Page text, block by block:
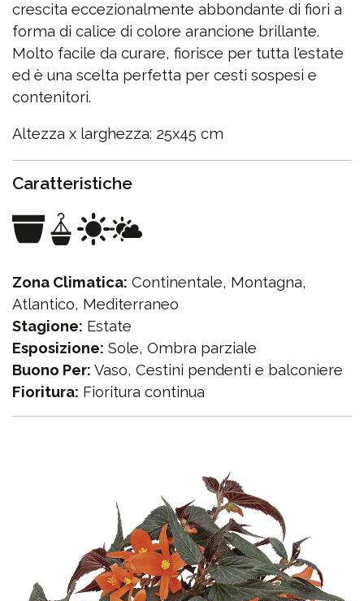
crescita eccezionalmente abbondante di fiori a
forma di calice di colore arancione brillante.
Molto facile da curare, fiorisce per tutta l'estate
ed è una scelta perfetta per cesti sospesi e
contenitori.
Altezza x larghezza: 25x45 cm
Caratteristiche
Zona Climatica: Continentale, Montagna,
Atlantico, Mediterraneo
Stagione: Estate
Esposizione: Sole, Ombra parziale
Buono Per: Vaso, Cestini pendenti e balconiere
Fioritura: Fioritura continua